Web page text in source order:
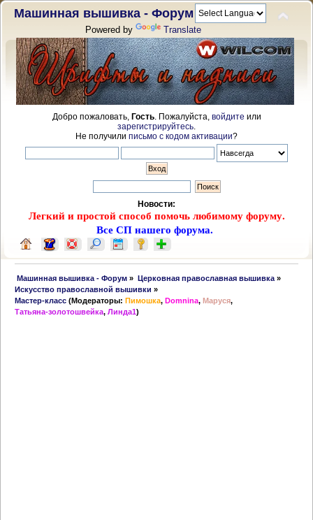
Машинная вышивка - Форум
Powered by Translate
Добро пожаловать, Гость. Пожалуйста, войдите или
зарегистрируйтесь
Не получили письмо с кодом активации?
Новости:
Легкий и простой способ помочь любимому форуму.
Все СП нашего форума.
Машинная вышивка - Форум » Церковная православная вышивка»
Искусство православной вышивки »
Мастер-класс (Модераторы:Пимошка,Domnina,Маруся,
Татьяна-золотошвейка,Линда1)